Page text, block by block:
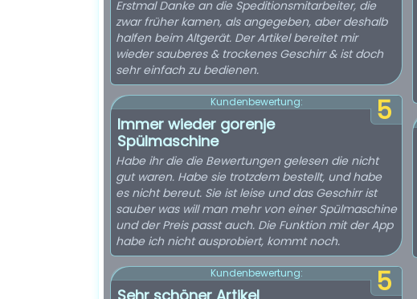
Erstmal Danke an die Speditionsmitarbeiter, die
zwar früher kamen, als angegeben, aber deshalb
halfen beim Altgerät. Der Artikel bereitet mir
wieder sauberes & trockenes Geschirr & ist doch
sehr einfach zu bedienen.
5
Kundenbewertung:
Immer wieder gorenje
Spülmaschine
Habe ihr die die Bewertungen gelesen die nicht
gut waren. Habe sie trotzdem bestellt, und habe
es nicht bereut. Sie ist leise und das Geschirr ist
sauber was will man mehr von einer Spülmaschine
und der Preis passt auch. Die Funktion mit der App
habe ich nicht ausprobiert, kommt noch.
5
Kundenbewertung: